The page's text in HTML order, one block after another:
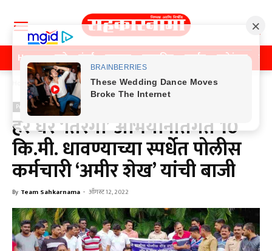
Home पुणे मुंबई महाराष्ट्र राजकीय क्राईम मनोरंजन
Home Previos News
Previos News
हर घर ‘तिरंगा’ अभियानांतर्गत 10
कि.मी. धावण्याच्या स्पर्धेत पोलीस
कर्मचारी ‘अमीर शेख’ यांची बाजी
By Team Sahkarnama - ऑगस्ट 12, 2022